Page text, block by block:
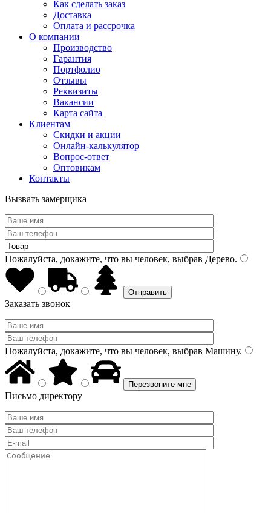
Как сделать заказ
Доставка
Оплата и рассрочка
О компании
Производство
Гарантия
Портфолио
Отзывы
Реквизиты
Вакансии
Карта сайта
Клиентам
Скидки и акции
Онлайн-калькулятор
Вопрос-ответ
Оптовикам
Контакты
Вызвать замерщика
Пожалуйста, докажите, что вы человек, выбрав Дерево.
Заказать звонок
Пожалуйста, докажите, что вы человек, выбрав Машину.
Письмо директору